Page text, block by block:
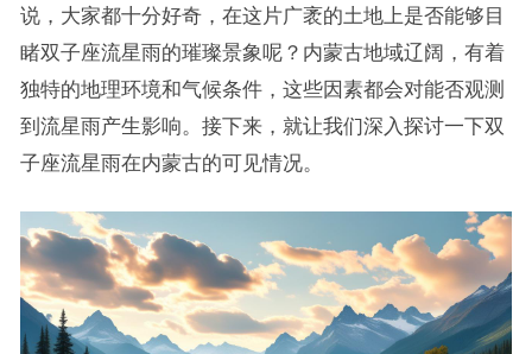
说，大家都十分好奇，在这片广袤的土地上是否能够目
睹双子座流星雨的璀璨景象呢？内蒙古地域辽阔，有着
独特的地理环境和气候条件，这些因素都会对能否观测
到流星雨产生影响。接下来，就让我们深入探讨一下双
子座流星雨在内蒙古的可见情况。